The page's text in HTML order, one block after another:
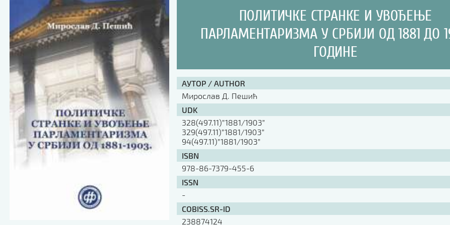
ПОЛИТИЧКЕ СТРАНКЕ И УВОЂЕЊЕ
ПАРЛАМЕНТАРИЗМА У СРБИЈИ ОД 1881 ДО
ГОДИНЕ
АУТОР / AUTHOR
Мирослав Д. Пешић
UDK
328(497.11)”1881/1903”
329(497.11)”1881/1903”
94(497.11)”1881/1903”
ISBN
978-86-7379-455-6
ISSN
-
COBISS.SR-ID
238874124